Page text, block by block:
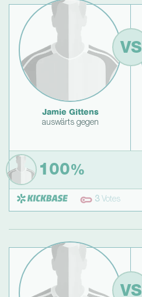
Jamie Gittens
auswärts gegen
VS
100%
3Votes
VS